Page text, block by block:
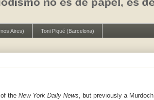
Aires) Toni Piqué (Barcelona)
the New York Daily News, but previously a Murdoch